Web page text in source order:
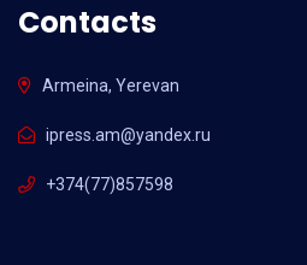
Contacts
Armeina, Yerevan
ipress.am@yandex.ru
+374(77)857598